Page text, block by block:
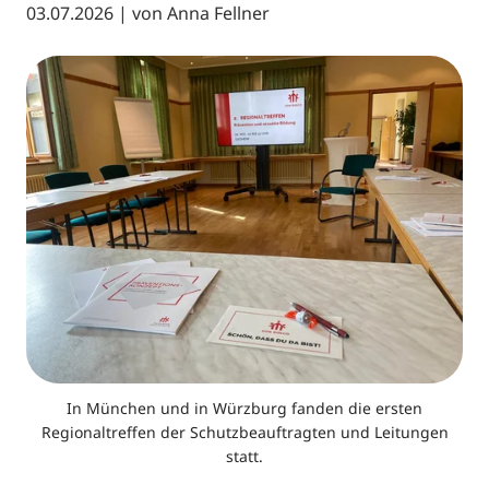
03.07.2026 | von Anna Fellner
In München und in Würzburg fanden die ersten
Regionaltreffen der Schutzbeauftragten und Leitungen
statt.